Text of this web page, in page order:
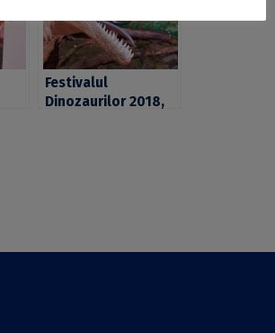
Festivalul
Dinozaurilor 2018,